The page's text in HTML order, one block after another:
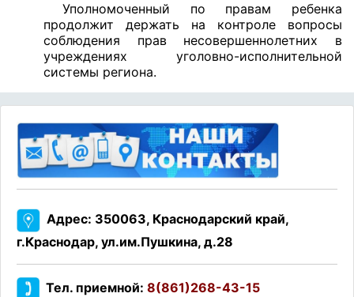
Уполномоченный по правам ребенка
продолжит держать на контроле вопросы
соблюдения прав несовершеннолетних в
учреждениях уголовно-исполнительной
системы региона.
Адрес: 350063, Краснодарский край,
г.Краснодар, ул.им.Пушкина, д.28
Тел. приемной: 8(861)268-43-15